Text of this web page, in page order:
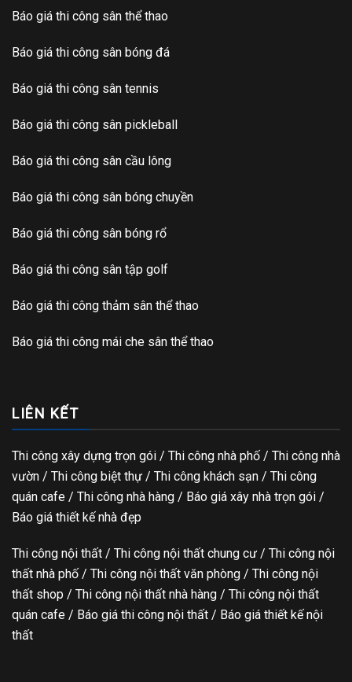
Báo giá thi công sân thể thao
Báo giá thi công sân bóng đá
Báo giá thi công sân tennis
Báo giá thi công sân pickleball
Báo giá thi công sân cầu lông
Báo giá thi công sân bóng chuyền
Báo giá thi công sân bóng rổ
Báo giá thi công sân tập golf
Báo giá thi công thảm sân thể thao
Báo giá thi công mái che sân thể thao
LIÊN KẾT
Thi công xây dựng trọn gói / Thi công nhà phố / Thi công nhà
vườn / Thi công biệt thự / Thi công khách sạn / Thi công
quán cafe / Thi công nhà hàng / Báo giá xây nhà trọn gói /
Báo giá thiết kế nhà đẹp
Thi công nội thất / Thi công nội thất chung cư / Thi công nội
thất nhà phố / Thi công nội thất văn phòng / Thi công nội
thất shop / Thi công nội thất nhà hàng / Thi công nội thất
quán cafe / Báo giá thi công nội thất / Báo giá thiết kế nội
thất